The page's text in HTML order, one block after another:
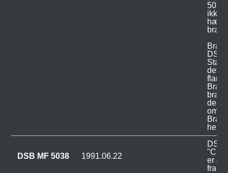
ikke
DSB
det
den
helt
DSB MF 5038 1991.06.22
DSB
er
fra